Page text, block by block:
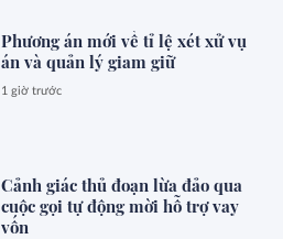
Phương án mới về tỉ lệ xét xử vụ
án và quản lý giam giữ
1 giờ trước
Cảnh giác thủ đoạn lừa đảo qua
cuộc gọi tự động mời hỗ trợ vay
vốn